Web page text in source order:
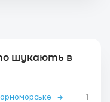
шукають в
→ 1